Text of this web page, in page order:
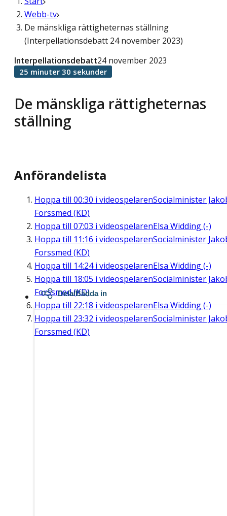
Webb-tv
De mänskliga rättigheternas ställning
(Interpellationsdebatt 24 november 2023)
De mänskliga rättigheternas
ställning
Interpellationsdebatt24 november 2023
25 minuter 30 sekunder
Anförandelista
Hoppa till 00:30 i videospelarenSocialminister
Forssmed (KD)
Hoppa till 07:03 i videospelarenElsa Widding (-)
Hoppa till 11:16 i videospelarenSocialminister
Forssmed (KD)
Hoppa till 14:24i videospelarenElsa Widding (-)
Hoppa till 18:05 i videospelarenSocialminister
Forssmed (KD)
Hoppa till 22:18 i videospelarenElsa Widding (-)
Hoppa till 23:32 i videospelarenSocialminister
Forssmed (KD)
Dela/Bädda in